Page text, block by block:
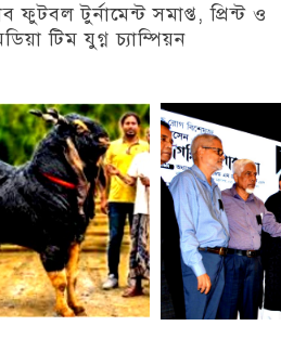
ফুটবল টুর্নামেন্ট সমাপ্ত, প্রিন্ট ও
টিম যুগ্ন চ্যাম্পিয়ন